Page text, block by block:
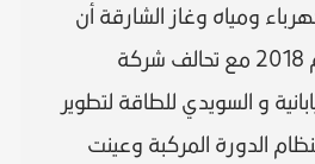
ومياه وغاز الشارقة أن
الهيئة تتعاون منذ عام 2018 مع تحالف شركة
و السويدي للطاقة لتطوير
الدورة المركبة وعينت